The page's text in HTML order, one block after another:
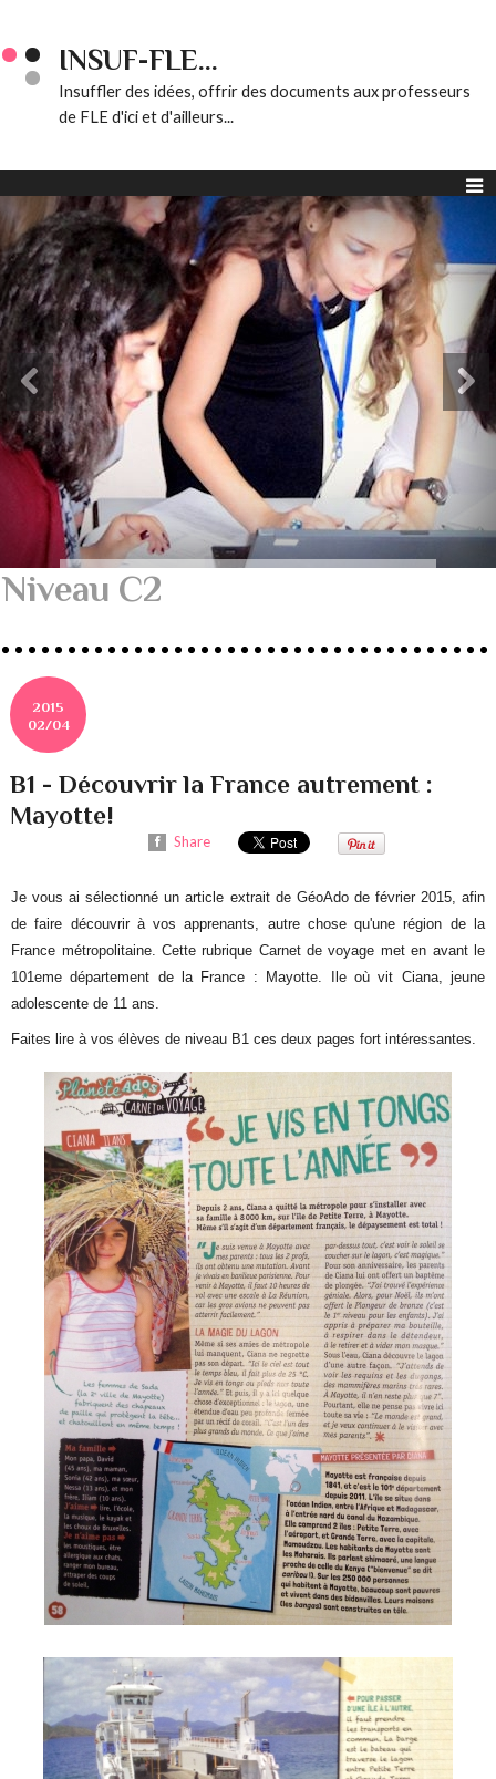
INSUF-FLE...
Insuffler des idées, offrir des documents aux professeurs
de FLE d'ici et d'ailleurs...
Niveau C2
2015
02/04
B1 - Découvrir la France autrement :
Mayotte!
Share
Je vous ai sélectionné un article extrait de GéoAdo de février 2015, afin
de faire découvrir à vos apprenants, autre chose qu'une région de la
France métropolitaine. Cette rubrique Carnet de voyage met en avant le
101eme département de la France : Mayotte. Ile où vit Ciana, jeune
adolescente de 11 ans.
Faites lire à vos élèves de niveau B1 ces deux pages fort intéressantes.